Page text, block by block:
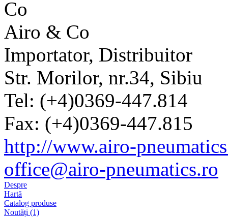
Airo & Co
Importator, Distribuitor
Str. Morilor, nr.34, Sibiu
Tel: (+4)0369-447.814
Fax: (+4)0369-447.815
http://www.airo-
office@airo-pneumatics.ro
Despre
Hartă
Catalog produse
Noutăți (1)